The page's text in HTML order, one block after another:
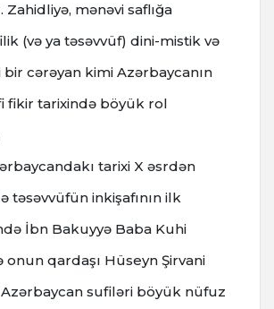
Zahidliyə, mənəvi saflığa
(və ya təsəvvüf) dini-mistik və
cərəyan kimi Azərbaycanın
fikir tarixində böyük rol
tarixi X əsrdən
təsəvvüfün inkişafının ilk
İbn Bakuyyə Baba Kuhi
onun qardaşı Hüseyn Şirvani
Azərbaycan sufiləri böyük nüfuz